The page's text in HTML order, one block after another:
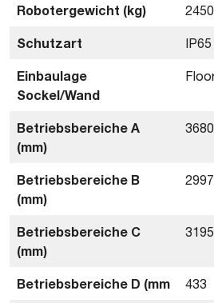
Robotergewicht (kg) 2450
Schutzart
Einbaulage
Sockel/Wand
Betriebsbereiche A
(mm)
3680
Betriebsbereiche B
(mm)
2997
Betriebsbereiche C
(mm)
3195
Betriebsbereiche D (mm 433